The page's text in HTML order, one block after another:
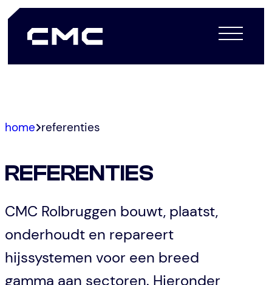
Spring
de
home referenties
REFERENTIES
CMC Rolbruggen bouwt, plaatst,
onderhoudt en repareert
hijssystemen voor een breed
gamma aan sectoren. Hieronder